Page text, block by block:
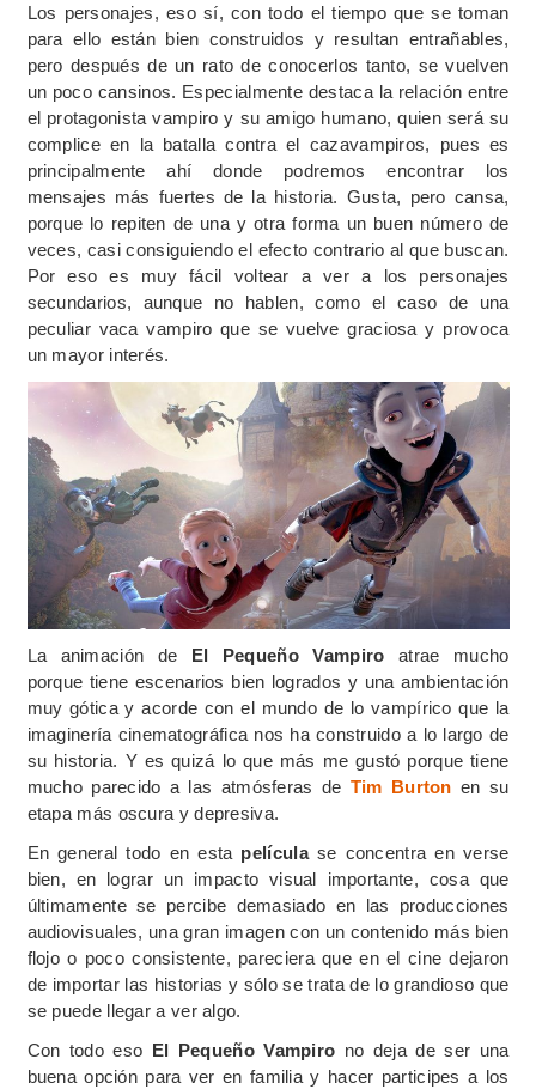
Los personajes, eso sí, con todo el tiempo que se toman
para ello están bien construidos y resultan entrañables,
pero después de un rato de conocerlos tanto, se vuelven
un poco cansinos. Especialmente destaca la relación entre
el protagonista vampiro y su amigo humano, quien será su
complice en la batalla contra el cazavampiros, pues es
principalmente ahí donde podremos encontrar los
mensajes más fuertes de la historia. Gusta, pero cansa,
porque lo repiten de una y otra forma un buen número de
veces, casi consiguiendo el efecto contrario al que buscan.
Por eso es muy fácil voltear a ver a los personajes
secundarios, aunque no hablen, como el caso de una
peculiar vaca vampiro que se vuelve graciosa y provoca
un mayor interés.
La animación de El Pequeño Vampiro atrae mucho
porque tiene escenarios bien logrados y una ambientación
muy gótica y acorde con el mundo de lo vampírico que la
imaginería cinematográfica nos ha construido a lo largo de
su historia. Y es quizá lo que más me gustó porque tiene
mucho parecido a las atmósferas de Tim Burton en su
etapa más oscura y depresiva.
En general todo en esta películase concentra en verse
bien, en lograr un impacto visual importante, cosa que
últimamente se percibe demasiado en las producciones
audiovisuales, una gran imagen con un contenido más bien
flojo o poco consistente, pareciera que en el cine dejaron
de importar las historias y sólo se trata de lo grandioso que
se puede llegar a ver algo.
Con todo eso El Pequeño Vampiro no deja de ser una
buena opción para ver en familia y hacer participes a los